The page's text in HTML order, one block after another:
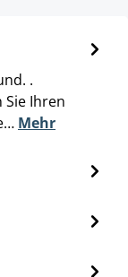
.
Sie Ihren
Mehr